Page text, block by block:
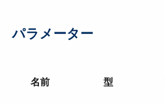
パラメーター
名前 型